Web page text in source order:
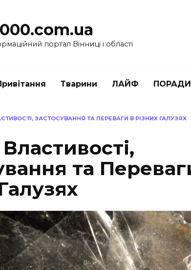
портал Вінниці і області
Тварини ЛАЙФ ПОРАДИ
ЗАСТОСУВАННЯ ТА ПЕРЕВАГИ В РІЗНИХ ГАЛУЗЯХ
та